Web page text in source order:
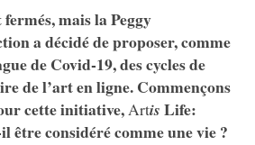
mais la Peggy
a décidé de proposer, comme
de Covid-19, des cycles de
de l’art en ligne. Commençons
cette initiative, Artis Life:
être considéré comme une vie ?